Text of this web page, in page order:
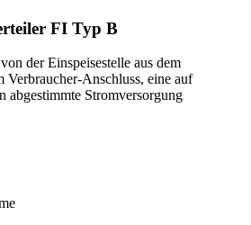
FI Typ B
der Einspeisestelle aus dem
Verbraucher-Anschluss, eine auf
abgestimmte Stromversorgung